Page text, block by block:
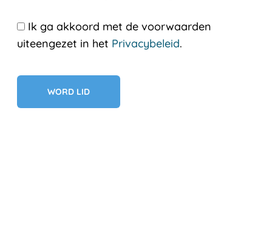
Ik ga akkoord met de voorwaarden
uiteengezet in het Privacybeleid.
Geen val